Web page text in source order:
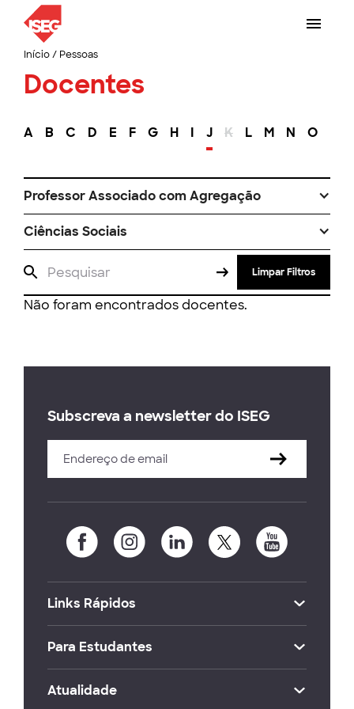
Início/ Pessoas
Docentes
A B C D E F G H I J K L M N O
Professor Associado com Agregação
Ciências Sociais
Limpar Filtros
Não foram encontrados docentes.
Subscreva a newsletter do ISEG
Links Rápidos
Para Estudantes
Atualidade